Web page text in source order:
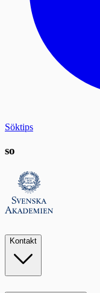
Söktips
so
Kontakt